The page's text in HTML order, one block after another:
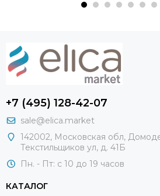
+7 (495) 128-42-07
sale@elica.market
142002, Московская обл,
Текстильщиков ул, д. 41Б
Пн. - Пт: с 10 до 19 часов
КАТАЛОГ